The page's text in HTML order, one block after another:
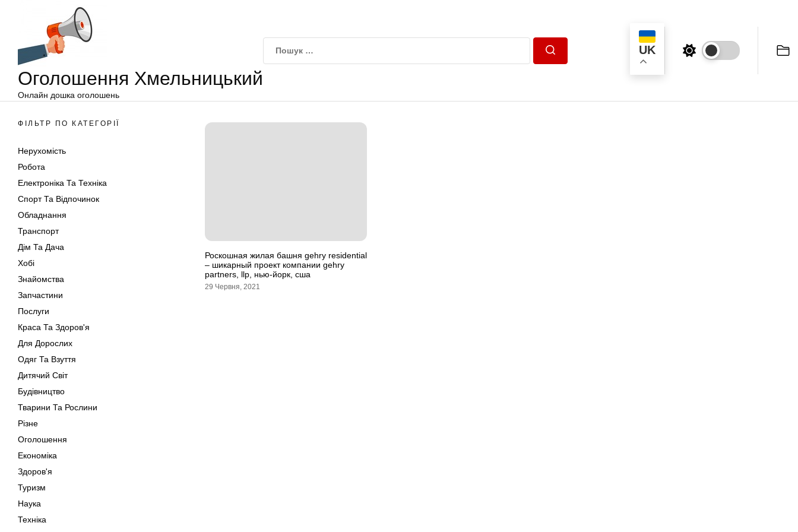
Оголошення Хмельницький
Онлайн дошка оголошень
UK
ФІЛЬТР ПО КАТЕГОРІЇ
Нерухомість
Робота
Електроніка Та Техніка
Спорт Та Відпочинок
Обладнання
Транспорт
Дім Та Дача
Хобі
Знайомства
Запчастини
Послуги
Краса Та Здоров'я
Для Дорослих
Одяг Та Взуття
Дитячий Світ
Будівництво
Тварини Та Рослини
Різне
Оголошення
Економіка
Здоров'я
Туризм
Наука
Техніка
Роскошная жилая башня gehry residential
– шикарный проект компании gehry
partners, llp, нью-йорк, сша
29 Червня, 2021